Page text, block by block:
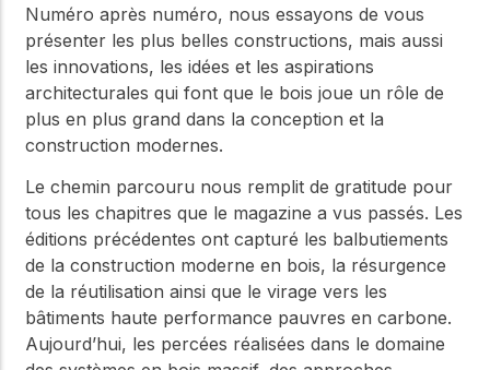
Numéro après numéro, nous essayons de vous
présenter les plus belles constructions, mais aussi
les innovations, les idées et les aspirations
architecturales qui font que le bois joue un rôle de
plus en plus grand dans la conception et la
construction modernes.
Le chemin parcouru nous remplit de gratitude pour
tous les chapitres que le magazine a vus passés. Les
éditions précédentes ont capturé les balbutiements
de la construction moderne en bois, la résurgence
de la réutilisation ainsi que le virage vers les
bâtiments haute performance pauvres en carbone.
Aujourd’hui, les percées réalisées dans le domaine